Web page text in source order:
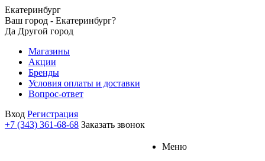
Екатеринбург
Ваш город - Екатеринбург?
Да Другой город
Магазины
Акции
Бренды
Условия оплаты и доставки
Вопрос-ответ
Вход Регистрация
+7 (343) 361-68-68 Заказать звонок
Меню